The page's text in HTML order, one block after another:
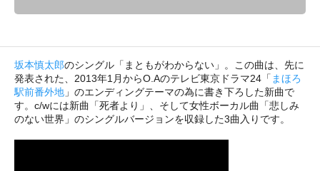
坂本慎太郎のシングル「まともがわからない」。この曲は、先に
発表された、2013年1月からO.Aのテレビ東京ドラマ24「 まほろ
駅前番外地 」のエンディングテーマの為に書き下ろした新曲で
す。c/wには新曲「死者より」、そして女性ボーカル曲「悲しみ
のない世界」のシングルバージョンを収録した3曲入りです。